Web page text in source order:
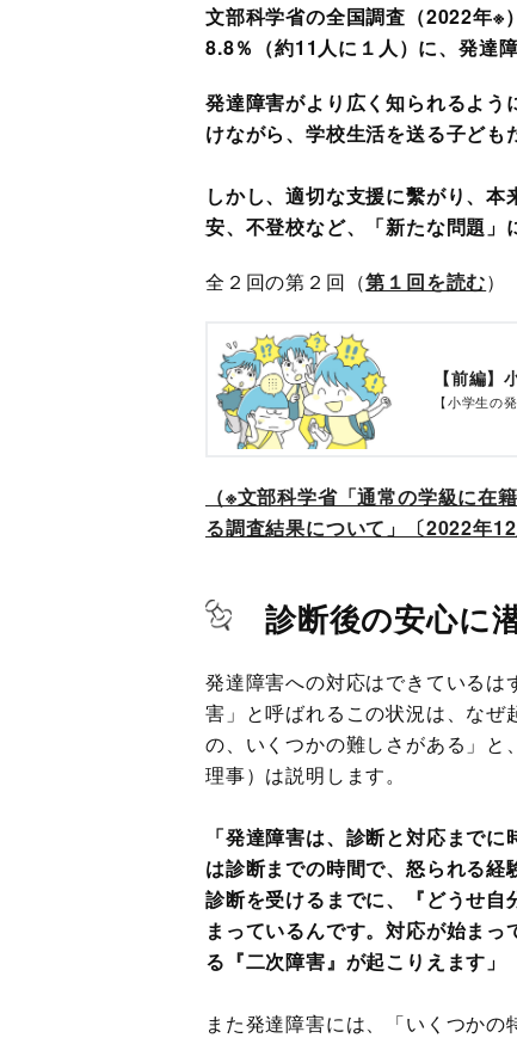
文部科学省の全国調査（2022年※
8.8％（約11人に１人）に、発達
発達障害がより広く知られるよ
けながら、学校生活を送る子ども
しかし、適切な支援に繫がり、
安、不登校など、「新たな問題」
全２回の第２回（第１回を読む）
【前編】
【小学生の
（※文部科学省「通常の学級に在
る調査結果について」〔2022年
診断後の安心に
発達障害への対応はできている
害」と呼ばれるこの状況は、な
の、いくつかの難しさがある」と
理事）は説明します。
「発達障害は、診断と対応まで
は診断までの時間で、怒られる経
診断を受けるまでに、『どうせ自
まっているんです。対応が始ま
る『二次障害』が起こりえます」
また発達障害には、「いくつかの